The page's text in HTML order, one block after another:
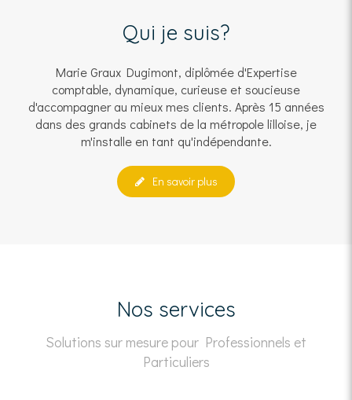
Qui je suis?
Marie Graux Dugimont, diplômée d'Expertise
comptable, dynamique, curieuse et soucieuse
d'accompagner au mieux mes clients. Après 15 années
dans des grands cabinets de la métropole lilloise, je
m'installe en tant qu'indépendante.
En savoir plus
Nos services
Solutions sur mesure pour Professionnels et
Particuliers